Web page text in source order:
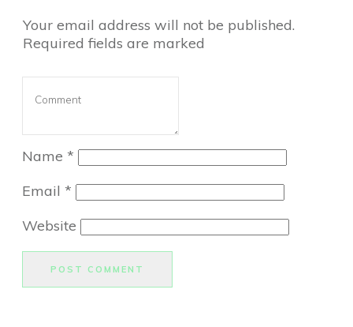
Your email address will not be published.
Required fields are marked
Name *
Email *
Website
POST COMMENT